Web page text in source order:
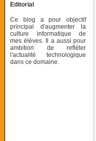
Editorial
Ce blog a pour objectif
principal d'augmenter la
culture informatique de
mes élèves. Il a aussi pour
ambition de refléter
l'actualité technologique
dans ce domaine.